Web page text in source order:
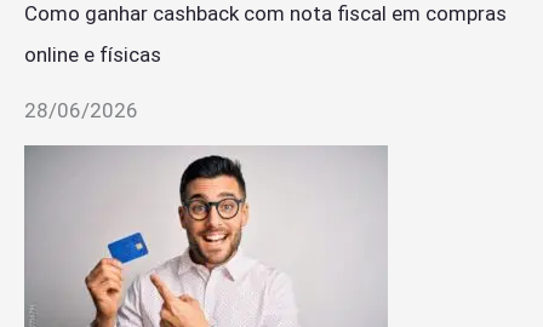
Como ganhar cashback com nota fiscal em compras
online e físicas
28/06/2026